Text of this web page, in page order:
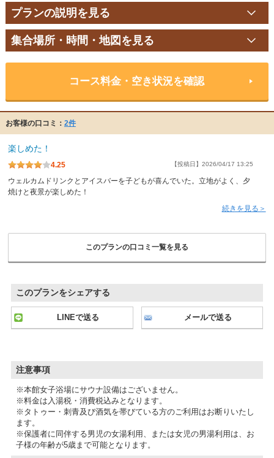
プランの説明を見る
集合場所・時間・地図を見る
コース料金・空き状況を確認
お客様の口コミ： 2件
楽しめた！
4.25 【投稿日】2026/04/17 13:25
ウェルカムドリンクとアイスバーを子どもが喜んでいた。立地がよく、夕
焼けと夜景が楽しめた！
続きを見る＞
このプランの口コミ一覧を見る
このプランをシェアする
LINEで送る メールで送る
注意事項
※本館女子浴場にサウナ設備はございません。
※料金は入湯税・消費税込みとなります。
※タトゥー・刺青及び酒気を帯びている方のご利用はお断りいたし
ます。
※保護者に同伴する男児の女湯利用、または女児の男湯利用は、お
子様の年齢が5歳まで可能となります。